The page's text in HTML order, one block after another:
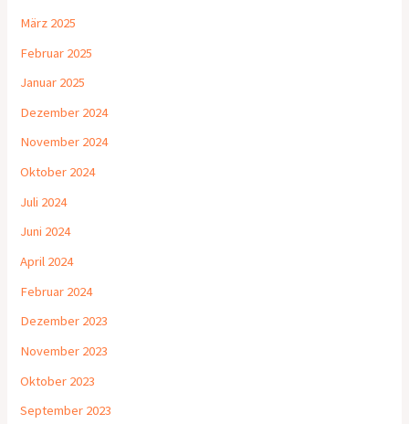
März 2025
Februar 2025
Januar 2025
Dezember 2024
November 2024
Oktober 2024
Juli 2024
Juni 2024
April 2024
Februar 2024
Dezember 2023
November 2023
Oktober 2023
September 2023